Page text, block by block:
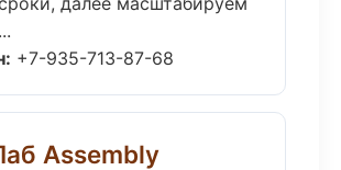
+7-935-713-87-68
Assembly